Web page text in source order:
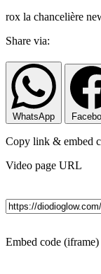
rox la chancelière
Share via:
WhatsApp
Copy link & embed
Video page URL
Embed code (iframe)